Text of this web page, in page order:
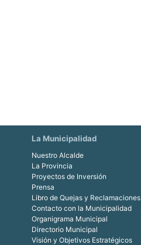
La Municipalidad
Nuestro Alcalde
La Provincia
Proyectos de Inversión
Prensa
Libro de Quejas y Reclamaciones
Contacto con la Municipalidad
Organigrama Municipal
Directorio Municipal
Visión y Objetivos Estratégicos